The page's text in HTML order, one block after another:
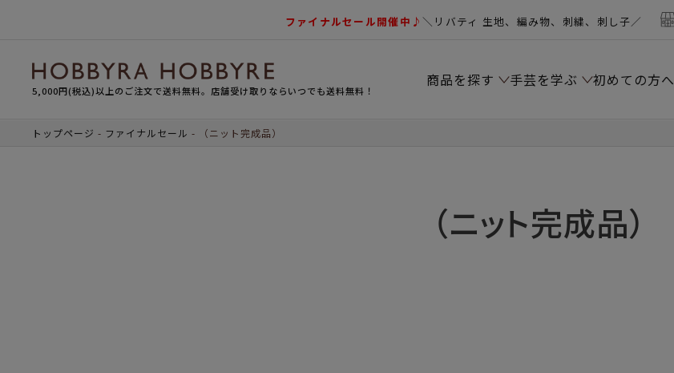
ファイナルセール開催中♪＼リバティ 生地、編み物、刺繍、刺し子／
5,000円(税込)以上のご注文で送料無料。店舗受け取りならいつでも送料無料！
商品を探す 手芸を学ぶ 初めての方へ
トップページ ファイナルセール （ニット完成品）
（ニット完成品）